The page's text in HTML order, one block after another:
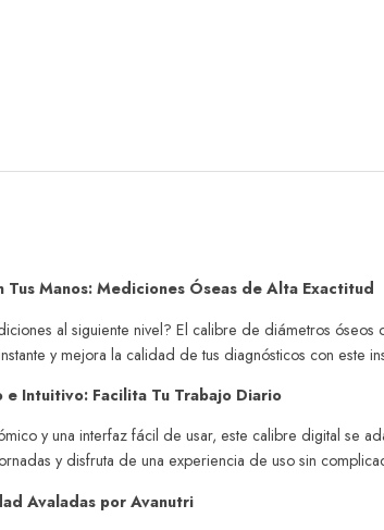
Tus Manos: Mediciones Óseas de Alta Exactitud
al siguiente nivel? El calibre de diámetros
y mejora la calidad de tus diagnósticos con este
e Intuitivo: Facilita Tu Trabajo Diario
y una interfaz fácil de usar, este calibre digital se
y disfruta de una experiencia de uso sin
Avaladas por Avanutri